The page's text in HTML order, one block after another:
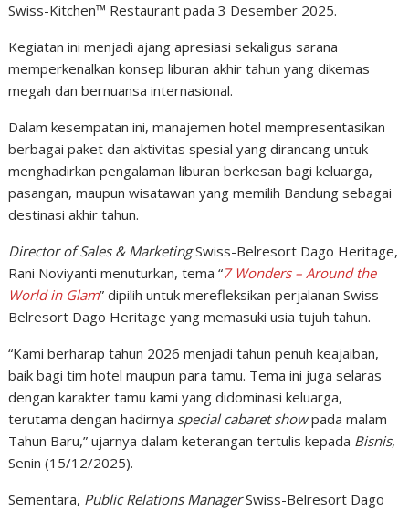
Swiss-Kitchen™ Restaurant pada 3 Desember 2025.
Kegiatan ini menjadi ajang apresiasi sekaligus sarana
memperkenalkan konsep liburan akhir tahun yang dikemas
megah dan bernuansa internasional.
Dalam kesempatan ini, manajemen hotel mempresentasikan
berbagai paket dan aktivitas spesial yang dirancang untuk
menghadirkan pengalaman liburan berkesan bagi keluarga,
pasangan, maupun wisatawan yang memilih Bandung sebagai
destinasi akhir tahun.
Director of Sales & MarketingSwiss-Belresort Dago Heritage,
Rani Noviyanti menuturkan, tema “7 Wonders – Around the
World in Glam” dipilih untuk merefleksikan perjalanan Swiss-
Belresort Dago Heritage yang memasuki usia tujuh tahun.
“Kami berharap tahun 2026 menjadi tahun penuh keajaiban,
baik bagi tim hotel maupun para tamu. Tema ini juga selaras
dengan karakter tamu kami yang didominasi keluarga,
terutama dengan hadirnya special cabaret showpada malam
Tahun Baru,” ujarnya dalam keterangan tertulis kepada Bisnis,
Senin (15/12/2025).
Sementara, Public Relations ManagerSwiss-Belresort Dago